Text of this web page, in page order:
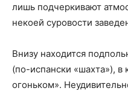
лишь подчеркивают
некоей суровости
Внизу находится
(по-испански «шахта»),
огоньком».